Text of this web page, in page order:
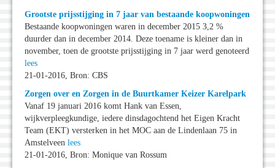
Grootste prijsstijging in 7 jaar van bestaande koopwoningen
Bestaande koopwoningen waren in december 2015 3,2 %
duurder dan in december 2014. Deze toename is kleiner dan in
november, toen de grootste prijsstijging in 7 jaar werd genoteerd
lees
21-01-2016, Bron: CBS
Zorgen over en Zorgen in de Buurtkamer Keizer Karelpark
Vanaf 19 januari 2016 komt Hank van Essen,
wijkverpleegkundige, iedere dinsdagochtend het Eigen Kracht
Team (EKT) versterken in het MOC aan de Lindenlaan 75 in
Amstelveen lees
21-01-2016, Bron: Monique van Rossum